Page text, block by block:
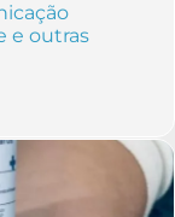
e outras